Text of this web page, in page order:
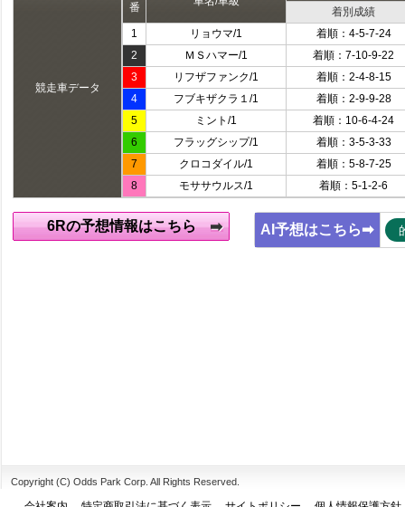
競走車データ
番
着別成績
1
リョウマ/1
着順：4-5-7-24
2
ＭＳハマー/1
着順：7-10-9-22
3
リフザファンク/1
着順：2-4-8-15
4
フブキザクラ１/1
着順：2-9-9-28
5
ミント/1
着順：10-6-4-24
6
フラッグシップ/1
着順：3-5-3-33
7
クロコダイル/1
着順：5-8-7-25
8
モササウルス/1 着順：5-1-2-6
6Rの予想情報はこちら AI予想はこちら➡
Copyright (C) Odds Park Corp. All Rights Reserved.